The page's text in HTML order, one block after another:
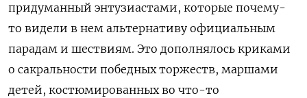
придуманный энтузиастами, которые почему-
то видели в нем альтернативу официальным
парадам и шествиям. Это дополнялось криками
о сакральности победных торжеств, маршами
детей, костюмированных во что-то